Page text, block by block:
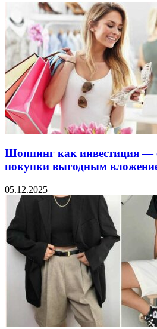
Шоппинг как инвестиция —
покупки выгодным
05.12.2025